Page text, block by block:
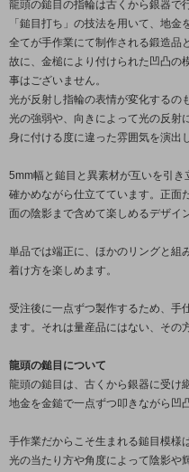
龍頭の鎚目の指輪は古くから銀器で
「鎚目打ち」の技法を用いて、地金
全てが手作業にて制作される鍛造品
故に、金槌により付けられた凹凸の
事はございません。
光が反射し指輪の表情が変化するの
光の強弱や、向きによって光の反射
身に付ける度に違った雰囲気を演出
5mm幅と鎚目と異素材が互いを引
確かめながら仕立てています。正面
面の陰影まで含めて楽しめるデザイ
単品では端正に、ほかのリングと組
着け方を楽しめます。
受注後に一点ずつ製作するため、手
ます。それは量産品にはない、その
龍頭の鎚目について
龍頭の鎚目は、古くから銀器に受け
地金を金鎚で一点ずつ叩きながら凹
手作業だからこそ生まれる鎚目模様
光の当たり方や角度によって陰影や